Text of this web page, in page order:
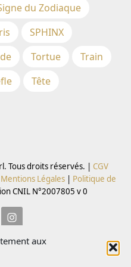
aux
du Zodiaque
SPHINX
Tortue
Train
Tête
Tous droits réservés. | CGV
Mentions Légales | Politique de
CNIL N°2007805 v 0
pour recevoir des codes